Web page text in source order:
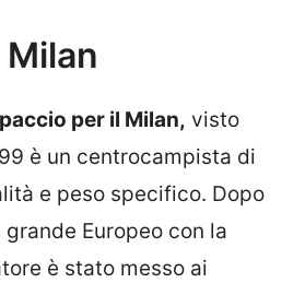
Milan
per il Milan, visto
è un centrocampista di
e peso specifico. Dopo
Europeo con la
è stato messo ai